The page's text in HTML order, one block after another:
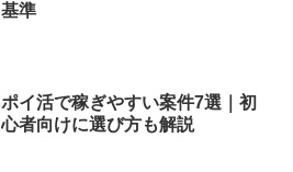
基準
ポイ活で稼ぎやすい案件7選｜初
心者向けに選び方も解説